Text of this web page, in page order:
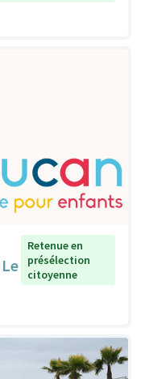
Retenue en
présélection
citoyenne